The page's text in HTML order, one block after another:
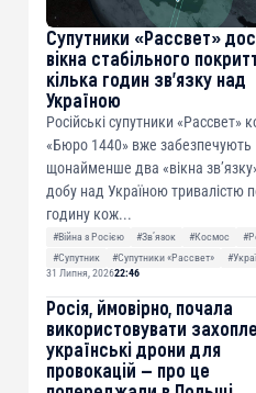
Супутники «Рассвет»
вікна стабільного
кілька годин зв’язку над
Україною
Російські супутники «Рассвет»
«Бюро 1440» вже забезпечують
щонайменше два «вікна
добу над Україною тривалістю
годину кож...
#Війна з Росією #Звʼязок #Космос
#Супутник
#Супутники «Рассвет»
31 Липня, 202622:46
Росія, ймовірно, почала
використовувати
українські дрони для
провокацій — про це